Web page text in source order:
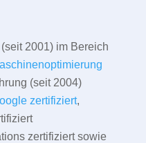
2001) im Bereich
(seit 2004)
zertifiziert,
zertifiziert sowie